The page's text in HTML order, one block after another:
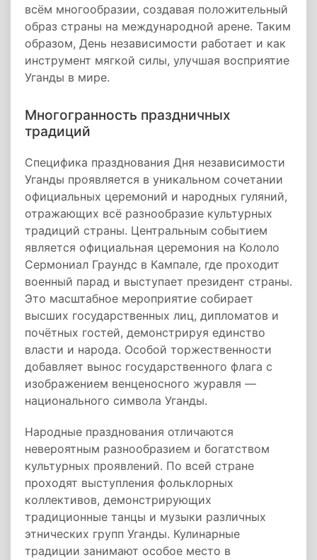
всём многообразии, создавая положительный
образ страны на международной арене. Таким
образом, День независимости работает и как
инструмент мягкой силы, улучшая восприятие
Уганды в мире.
Многогранность праздничных
традиций
Специфика празднования Дня независимости
Уганды проявляется в уникальном сочетании
официальных церемоний и народных гуляний,
отражающих всё разнообразие культурных
традиций страны. Центральным событием
является официальная церемония на Кололо
Сермониал Граундс в Кампале, где проходит
военный парад и выступает президент страны.
Это масштабное мероприятие собирает
высших государственных лиц, дипломатов и
почётных гостей, демонстрируя единство
власти и народа. Особой торжественности
добавляет вынос государственного флага с
изображением венценосного журавля —
национального символа Уганды.
Народные празднования отличаются
невероятным разнообразием и богатством
культурных проявлений. По всей стране
проходят выступления фольклорных
коллективов, демонстрирующих
традиционные танцы и музыки различных
этнических групп Уганды. Кулинарные
традиции занимают особое место в